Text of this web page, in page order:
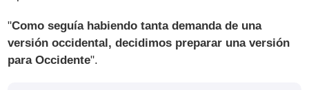
"Como seguía habiendo tanta demanda de una
versión occidental, decidimos preparar una versión
para Occidente".